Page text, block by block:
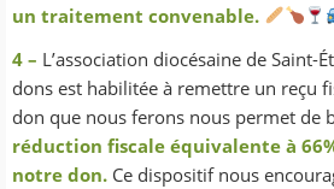
un traitement convenable.
4 – L’association diocésaine de Saint-
dons est habilitée à remettre un reçu
don que nous ferons nous permet de
réduction fiscale équivalente à
notre don. Ce dispositif nous